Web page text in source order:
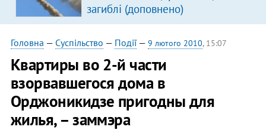
загиблі (доповнено)
Головна — Суспільство — Події— 9 лютого 2010, 15:07
Квартиры во 2-й части
взорвавшегося дома в
Орджоникидзе пригодны для
жилья, – заммэра